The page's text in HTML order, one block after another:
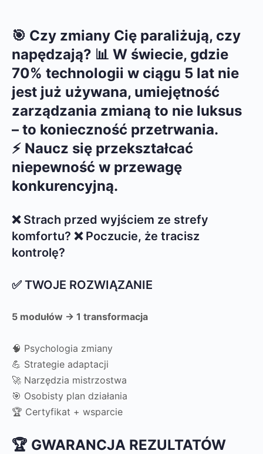
🎯 Czy zmiany Cię paraliżują, czy
napędzają? 📊 W świecie, gdzie
70% technologii w ciągu 5 lat nie
jest już używana, umiejętność
zarządzania zmianą to nie luksus
– to konieczność przetrwania.
⚡ Naucz się przekształcać
niepewność w przewagę
konkurencyjną.
❌ Strach przed wyjściem ze strefy
komfortu? ❌ Poczucie, że tracisz
kontrolę?
✅ TWOJE ROZWIĄZANIE
5 modułów → 1 transformacja
🧠 Psychologia zmiany
💪 Strategie adaptacji
🚀 Narzędzia mistrzostwa
🎯 Osobisty plan działania
🏆 Certyfikat + wsparcie
🏆 GWARANCJA REZULTATÓW